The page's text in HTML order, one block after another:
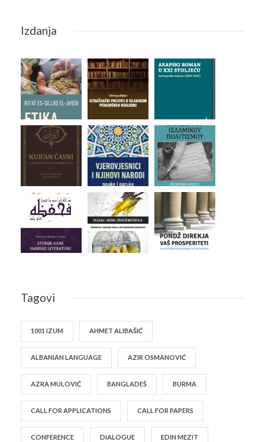
Izdanja
Tagovi
1001 IZUM AHMET ALIBAŠIĆ
ALBANIAN LANGUAGE AZIR OSMANOVIĆ
AZRA MULOVIĆ BANGLADEŠ BURMA
CALL FOR APPLICATIONS CALL FOR PAPERS
CONFERENCE DIALOGUE EDIN MEZIT